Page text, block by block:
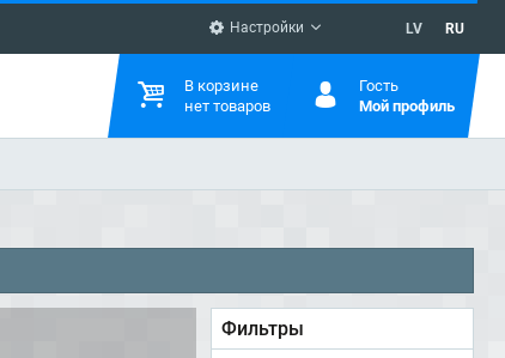
Настройки LV RU
В корзине
нет товаров
Гость
Мой профиль
Фильтры